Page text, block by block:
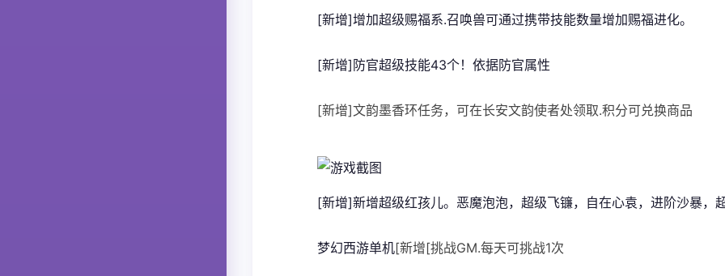
[新增]增加超级赐福系.召唤兽可通过携带技能数量增加赐福进化。
[新增]防官超级技能43个！依据防官属性
[新增]文韵墨香环任务，可在长安文韵使者处领取.积分可兑换商品
[新增]新增超级红孩儿。恶魔泡泡，超级飞镰，自在心袁，进阶沙暴，
梦幻西游单机[新增[挑战GM.每天可挑战1次